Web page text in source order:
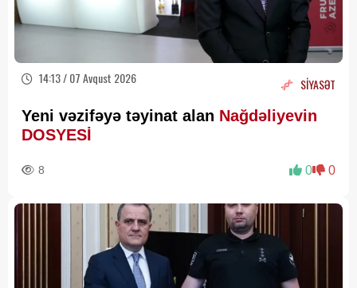
14:13 / 07 Avqust 2026 SİYASƏT
Yeni vəzifəyə təyinat alan Nağdəliyevin
DOSYESİ
8 0 0